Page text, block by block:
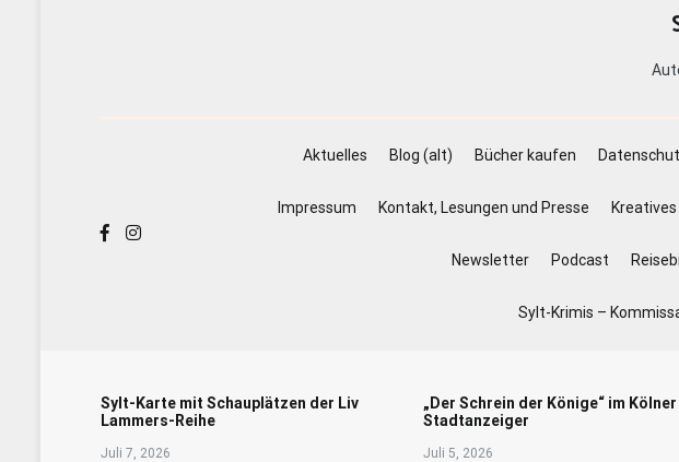
Aktuelles Blog (alt) Bücher kaufen
Impressum Kontakt, Lesungen und Presse
Newsletter Podcast
Sylt-Krimis –
Sylt-Karte mit Schauplätzen der Liv
Lammers-Reihe
Juli 7, 2026
„Der Schrein der Könige“ im Kölner
Stadtanzeiger
Juli 5, 2026